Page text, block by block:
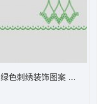
绿色刺绣装饰图案 大花样